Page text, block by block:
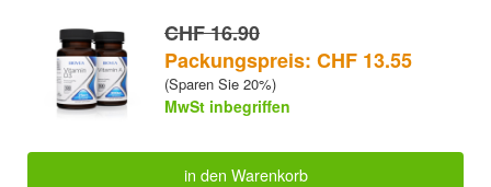
CHF 16.90
Packungspreis: CHF 13.55
(Sparen Sie 20%)
MwSt inbegriffen
in den Warenkorb